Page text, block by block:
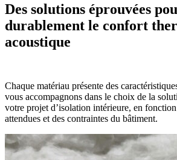
Des solutions éprouvées
durablement le confort
acoustique
Chaque matériau présente des
vous accompagnons dans le choix de la
votre projet d’isolation intérieure, en
attendues et des contraintes du bâtiment.